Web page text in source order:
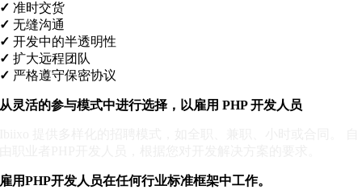
✓ 准时交货
✓ 无缝沟通
✓ 开发中的半透明性
✓ 扩大远程团队
✓ 严格遵守保密协议
从灵活的参与模式中进行选择，以雇用 PHP 开发人员
雇用PHP开发人员在任何行业标准框架中工作。